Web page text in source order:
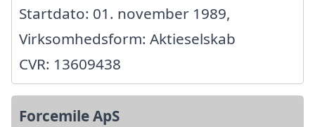
Startdato: 01. november 1989,
Virksomhedsform: Aktieselskab
CVR: 13609438
Forcemile ApS